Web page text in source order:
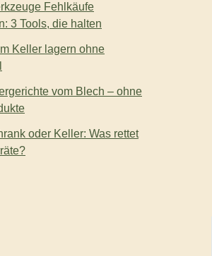
Fehlkäufe
3 Tools, die halten
Keller lagern ohne
vom Blech – ohne
oder Keller: Was rettet